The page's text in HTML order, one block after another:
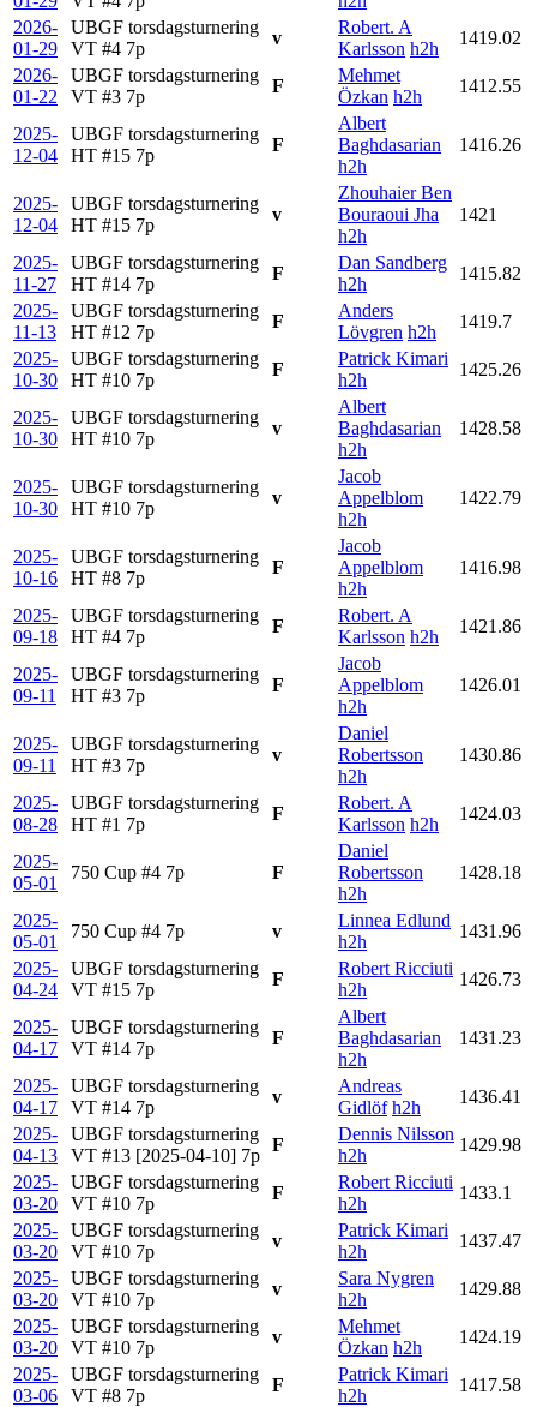
2026-
01-29
UBGF torsdagsturnering
VT #4 7p
v
Robert. A
Karlsson h2h
1419.02
2026-
01-22
UBGF torsdagsturnering
VT #3 7p
F
Mehmet
Özkan h2h
1412.55
2025-
12-04
UBGF torsdagsturnering
HT #15 7p
F
Albert
Baghdasarian
h2h
1416.26
2025-
12-04
UBGF torsdagsturnering
HT #15 7p
v
Zhouhaier Ben
Bouraoui Jha
h2h
1421
2025-
11-27
UBGF torsdagsturnering
HT #14 7p
F
Dan Sandberg
h2h
1415.82
2025-
11-13
UBGF torsdagsturnering
HT #12 7p
F
Anders
Lövgren h2h
1419.7
2025-
10-30
UBGF torsdagsturnering
HT #10 7p
F
Patrick Kimari
h2h
1425.26
2025-
10-30
UBGF torsdagsturnering
HT #10 7p
v
Albert
Baghdasarian
h2h
1428.58
2025-
10-30
UBGF torsdagsturnering
HT #10 7p
v
Jacob
Appelblom
h2h
1422.79
2025-
10-16
UBGF torsdagsturnering
HT #8 7p
F
Jacob
Appelblom
h2h
1416.98
2025-
09-18
UBGF torsdagsturnering
HT #4 7p
F
Robert. A
Karlsson h2h
1421.86
2025-
09-11
UBGF torsdagsturnering
HT #3 7p
F
Jacob
Appelblom
h2h
1426.01
2025-
09-11
UBGF torsdagsturnering
HT #3 7p
v
Daniel
Robertsson
h2h
1430.86
2025-
08-28
UBGF torsdagsturnering
HT #1 7p
F
Robert. A
Karlsson h2h
1424.03
2025-
05-01
750 Cup #4 7p F
Daniel
Robertsson
h2h
1428.18
2025-
05-01
750 Cup #4 7p v
Linnea Edlund
h2h
1431.96
2025-
04-24
UBGF torsdagsturnering
VT #15 7p
F
Robert Ricciuti
h2h
1426.73
2025-
04-17
UBGF torsdagsturnering
VT #14 7p
F
Albert
Baghdasarian
h2h
1431.23
2025-
04-17
UBGF torsdagsturnering
VT #14 7p
v
Andreas
Gidlöf h2h
1436.41
2025-
04-13
UBGF torsdagsturnering
VT #13 [2025-04-10] 7p
F
Dennis Nilsson
h2h
1429.98
2025-
03-20
UBGF torsdagsturnering
VT #10 7p
F
Robert Ricciuti
h2h
1433.1
2025-
03-20
UBGF torsdagsturnering
VT #10 7p
v
Patrick Kimari
h2h
1437.47
2025-
03-20
UBGF torsdagsturnering
VT #10 7p
v
Sara Nygren
h2h
1429.88
2025-
03-20
UBGF torsdagsturnering
VT #10 7p
v
Mehmet
Özkan h2h
1424.19
2025-
03-06
UBGF torsdagsturnering
VT #8 7p
F
Patrick Kimari
h2h
1417.58